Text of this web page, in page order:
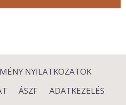
NYILATKOZATOK
ÁSZF ADATKEZELÉS